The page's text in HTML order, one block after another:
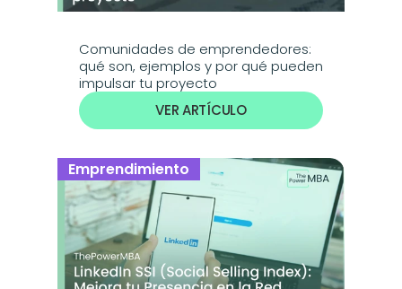
Comunidades de emprendedores:
qué son, ejemplos y por qué pueden
impulsar tu proyecto
VER ARTÍCULO
Emprendimiento